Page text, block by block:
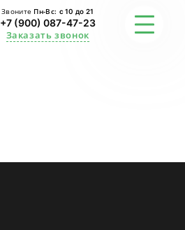
Звоните Пн-Вс: с 10 до 21
+7 (900) 087-47-23
Заказать звонок